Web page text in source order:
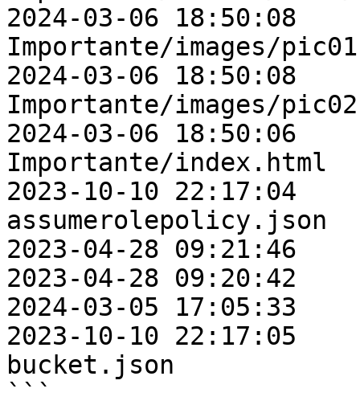
2024-03-06 18:50:08
Importante/images/
2024-03-06 18:50:08
Importante/images/
2024-03-06 18:50:06
Importante/index.html
2023-10-10 22:17:04
assumerolepolicy.json
2023-04-28 09:21:46
2023-04-28 09:20:42
2024-03-05 17:05:33
2023-10-10 22:17:05
bucket.json
```